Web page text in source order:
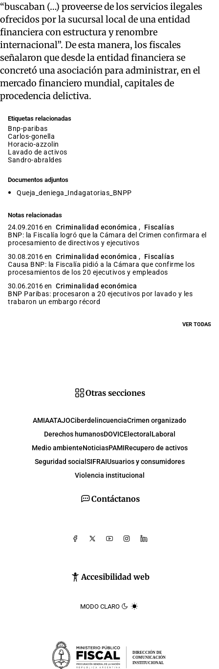
“buscaban (…) proveerse de los servicios ilegales
ofrecidos por la sucursal local de una entidad
financiera con estructura y renombre
internacional”. De esta manera, los fiscales
señalaron que desde la entidad financiera se
concretó una asociación para administrar, en el
mercado financiero mundial, capitales de
procedencia delictiva.
Etiquetas relacionadas
bnp-paribas
carlos-gonella
horacio-azzolin
lavado de activos
sandro-abraldes
Documentos adjuntos
Queja_deniega_Indagatorias_BNPP
Notas relacionadas
24.09.2016 en Criminalidad económica , Fiscalías
BNP: la Fiscalía logró que la Cámara del Crimen confirmara el
procesamiento de directivos y ejecutivos
30.08.2016 en Criminalidad económica , Fiscalías
Causa BNP: la Fiscalía pidió a la Cámara que confirme los
procesamientos de los 20 ejecutivos y empleados
30.06.2016 en Criminalidad económica
BNP Paribas: procesaron a 20 ejecutivos por lavado y les
trabaron un embargo récord
VER TODAS
Contáctanos
Accesibilidad web
MODO CLARO
Otras secciones
AMIAATAJOCiberdelincuenciaCrimen organizado
Derechos humanosDOVICElectoral Laboral
Medio ambienteNoticiasPAMIRecupero de activos
Seguridad social SIFRAIUsuarios y consumidores
Violencia institucional
DIRECCIÓN DE
COMUNICACIÓN
INSTITUCIONAL